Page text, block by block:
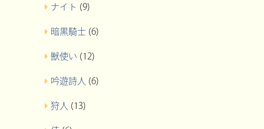
ナイト (9)
暗黒騎士 (6)
獣使い (12)
吟遊詩人 (6)
狩人 (13)